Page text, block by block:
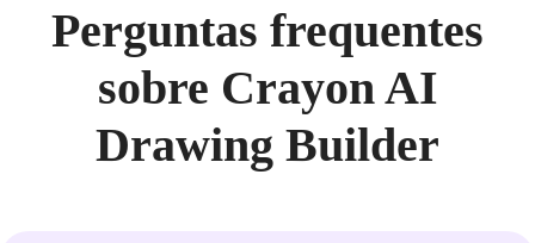
Perguntas frequentes
sobre Crayon AI
Drawing Builder